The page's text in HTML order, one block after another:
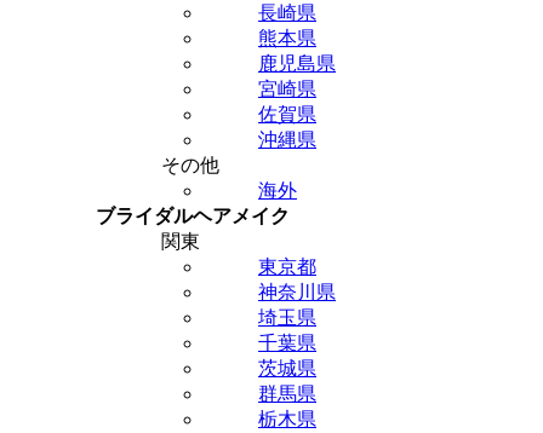
長崎県
熊本県
鹿児島県
宮崎県
佐賀県
沖縄県
その他
海外
ブライダルヘアメイク
関東
東京都
神奈川県
埼玉県
千葉県
茨城県
群馬県
栃木県